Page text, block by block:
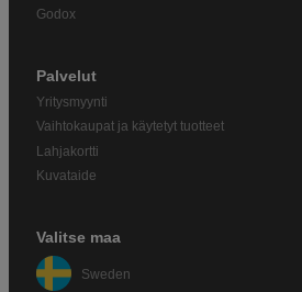
Godox
Palvelut
Yritysmyynti
Vaihtokaupat ja käytetyt tuotteet
Lahjakortti
Kuvataide
Valitse maa
Sweden